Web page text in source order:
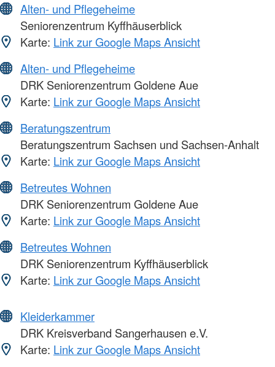
Alten- und Pflegeheime
Seniorenzentrum Kyffhäuserblick
Karte: Link zur Google Maps Ansicht
Alten- und Pflegeheime
DRK Seniorenzentrum Goldene Aue
Karte: Link zur Google Maps Ansicht
Beratungszentrum
Beratungszentrum Sachsen und Sachsen-Anhalt
Karte: Link zur Google Maps Ansicht
Betreutes Wohnen
DRK Seniorenzentrum Goldene Aue
Karte: Link zur Google Maps Ansicht
Betreutes Wohnen
DRK Seniorenzentrum Kyffhäuserblick
Karte: Link zur Google Maps Ansicht
Kleiderkammer
DRK Kreisverband Sangerhausen e.V.
Karte: Link zur Google Maps Ansicht